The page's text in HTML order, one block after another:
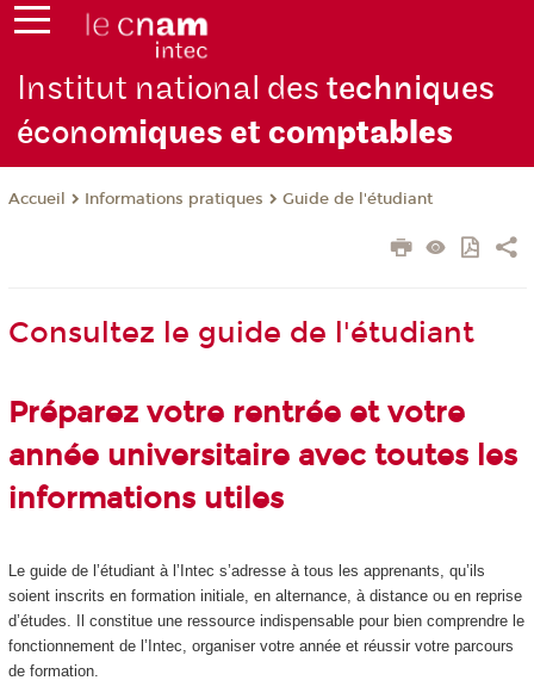
Institut national destechniques
économiques et comptables
Accueil Informations pratiques Guide de l'étudiant
Consultez le guide de l'étudiant
Préparez votre rentrée et votre
année universitaire avec toutes les
informations utiles
Le guide de l’étudiant à l’Intec s’adresse à tous les apprenants, qu’ils
soient inscrits en formation initiale, en alternance, à distance ou en reprise
d’études. Il constitue une ressource indispensable pour bien comprendre le
fonctionnement de l’Intec, organiser votre année et réussir votre parcours
de formation.